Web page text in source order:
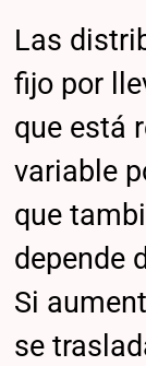
Las
fijo por
que está
variable
que
depende
Si
se